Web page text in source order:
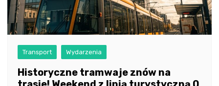
Transport Wydarzenia
Historyczne tramwaje znów na